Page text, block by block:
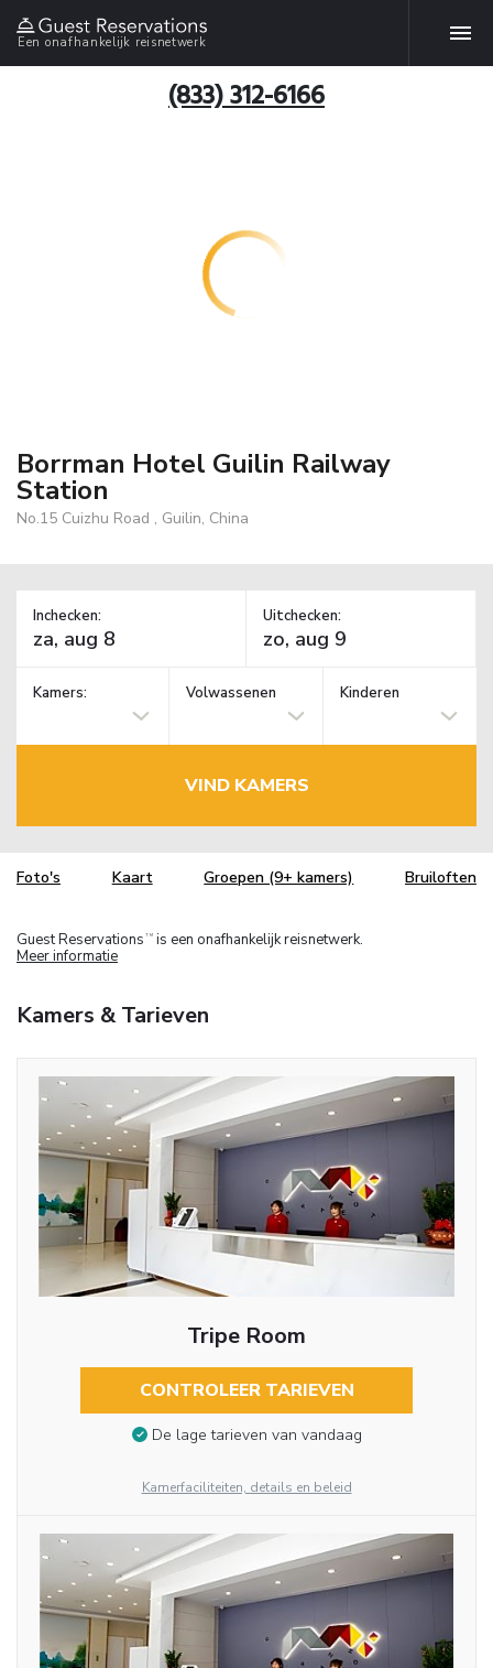
Een onafhankelijk reisnetwerk
(833) 312-6166
Borrman Hotel Guilin Railway
Station
No.15 Cuizhu Road , Guilin, China
Inchecken: Uitchecken:
Kamers: Volwassenen Kinderen
VIND KAMERS
Foto's Kaart Groepen (9+ kamers) Bruiloften
Guest Reservations TM is een onafhankelijk reisnetwerk.
Meer informatie
Kamers & Tarieven
Tripe Room
CONTROLEER TARIEVEN
De lage tarieven van vandaag
Kamerfaciliteiten, details en beleid